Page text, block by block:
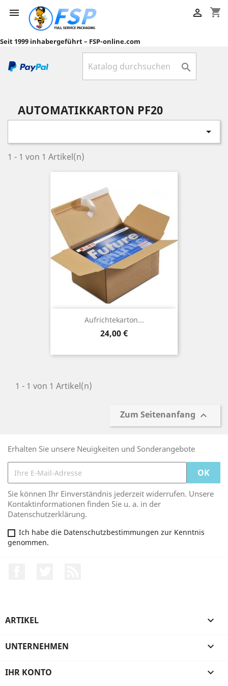
 shopping_cart

Seit 1999 inhabergeführt – FSP-online.com

AUTOMATIKKARTON PF20

1 - 1 von 1 Artikel(n)
Aufrichtekarton...
Preis
24,00 €
1 - 1 von 1 Artikel(n)
Zum Seitenanfang 
Erhalten Sie unsere Neuigkeiten und Sonderangebote
Sie können Ihr Einverständnis jederzeit widerrufen. Unsere
Kontaktinformationen finden Sie u. a. in der
Datenschutzerklärung.
Ich habe die Datenschutzbestimmungen zur Kenntnis
genommen.
ARTIKEL 
UNTERNEHMEN 
IHR KONTO 